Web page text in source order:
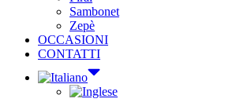
Sambonet
Zepè
OCCASIONI
CONTATTI